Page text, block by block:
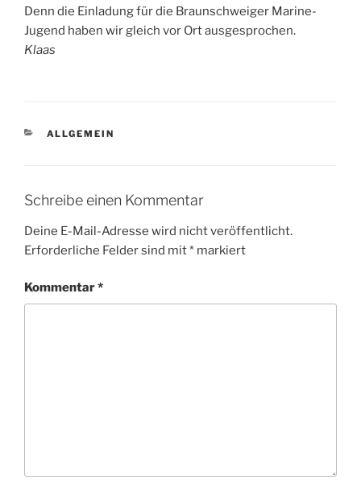
Denn die Einladung für die Braunschweiger Marine-
Jugend haben wir gleich vor Ort ausgesprochen.
Klaas
KATEGORIEN
ALLGEMEIN
Schreibe einen Kommentar
Deine E-Mail-Adresse wird nicht veröffentlicht.
Erforderliche Felder sind mit* markiert
Kommentar*